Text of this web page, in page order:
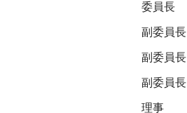
委員長
副委員長
副委員長
副委員長
理事